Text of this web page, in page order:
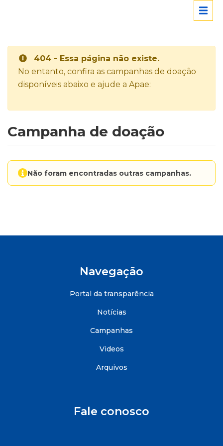
404 - Essa página não existe.
No entanto, confira as campanhas de doação
disponíveis abaixo e ajude a Apae:
Campanha de doação
Não foram encontradas outras campanhas.
Navegação
Portal da transparência
Notícias
Campanhas
Videos
Arquivos
Fale conosco